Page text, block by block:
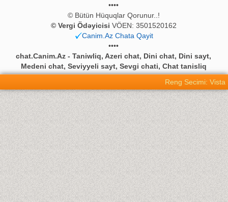
••••
© Bütün Hüquqlar Qorunur..!
© Vergi Ödəyicisi VÖEN: 3501520162
Canim.Az Chata Qayit
••••
chat.Canim.Az - Taniwliq, Azeri chat, Dini chat, Dini sayt,
Medeni chat, Seviyyeli sayt, Sevgi chati, Chat tanisliq
Reng Secimi: Vista